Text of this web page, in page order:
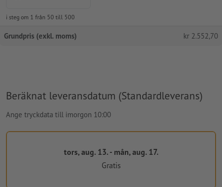
i steg om 1 från 50 till 500
Grundpris (exkl. moms) kr 2.552,70
Beräknat leveransdatum (Standardleverans)
Ange tryckdata till imorgon 10:00
tors, aug. 13. - mån, aug. 17.
Gratis